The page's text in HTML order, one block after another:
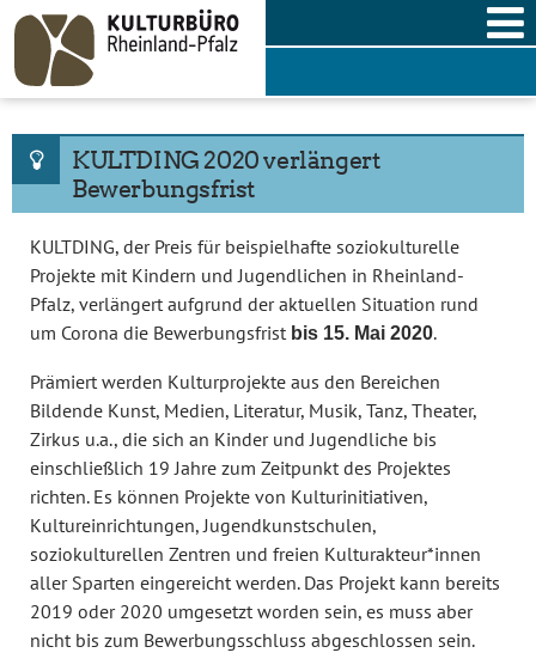
Skip
content
KULTDING 2020 verlängert
Bewerbungsfrist
KULTDING, der Preis für beispielhafte soziokulturelle
Projekte mit Kindern und Jugendlichen in Rheinland-
Pfalz, verlängert aufgrund der aktuellen Situation rund
um Corona die Bewerbungsfrist bis 15. Mai 2020.
Prämiert werden Kulturprojekte aus den Bereichen
Bildende Kunst, Medien, Literatur, Musik, Tanz, Theater,
Zirkus u.a., die sich an Kinder und Jugendliche bis
einschließlich 19 Jahre zum Zeitpunkt des Projektes
richten. Es können Projekte von Kulturinitiativen,
Kultureinrichtungen, Jugendkunstschulen,
soziokulturellen Zentren und freien Kulturakteur*innen
aller Sparten eingereicht werden. Das Projekt kann bereits
2019 oder 2020 umgesetzt worden sein, es muss aber
nicht bis zum Bewerbungsschluss abgeschlossen sein.